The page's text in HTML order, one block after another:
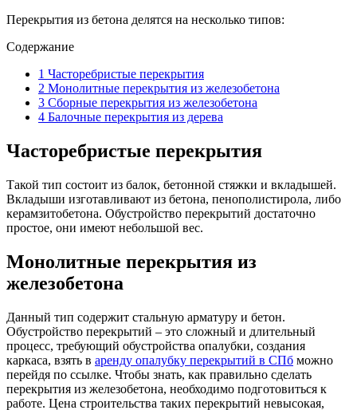
Перекрытия из бетона делятся на несколько типов:
Содержание
1 Часторебристые перекрытия
2 Монолитные перекрытия из железобетона
3 Сборные перекрытия из железобетона
4 Балочные перекрытия из дерева
Часторебристые перекрытия
Такой тип состоит из балок, бетонной стяжки и вкладышей.
Вкладыши изготавливают из бетона, пенополистирола, либо
керамзитобетона. Обустройство перекрытий достаточно
простое, они имеют небольшой вес.
Монолитные перекрытия из
железобетона
Данный тип содержит стальную арматуру и бетон.
Обустройство перекрытий – это сложный и длительный
процесс, требующий обустройства опалубки, создания
каркаса, взять в аренду опалубку перекрытий в СПб можно
перейдя по ссылке. Чтобы знать, как правильно сделать
перекрытия из железобетона, необходимо подготовиться к
работе. Цена строительства таких перекрытий невысокая,